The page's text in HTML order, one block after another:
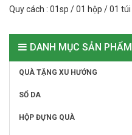
Quy cách : 01sp / 01 hộp / 01
DANH MỤC SẢN PHẨM
QUÀ TẶNG XU HƯỚNG
SỔ DA
HỘP ĐỰNG QUÀ